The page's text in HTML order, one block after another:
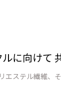
に向けて